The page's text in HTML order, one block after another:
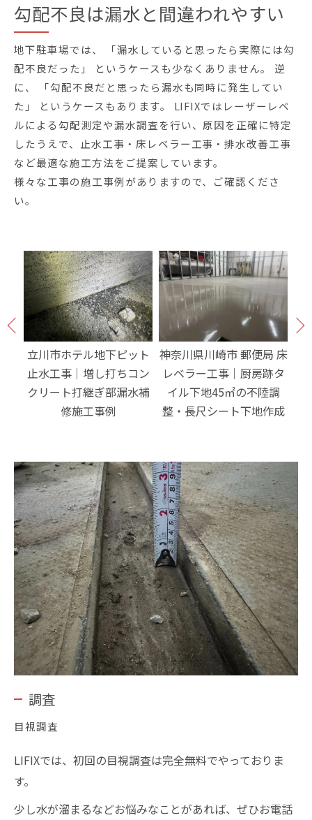
勾配不良は漏水と間違われやすい
地下駐車場では、 「漏水していると思ったら実際には勾
配不良だった」 というケースも少なくありません。 逆
に、 「勾配不良だと思ったら漏水も同時に発生してい
た」 というケースもあります。 LIFIXではレーザーレベ
ルによる勾配測定や漏水調査を行い、原因を正確に特定
したうえで、止水工事・床レベラー工事・排水改善工事
など最適な施工方法をご提案しています。
様々な工事の施工事例がありますので、ご確認くださ
い。
立川市ホテル地下ピット
止水工事｜増し打ちコン
クリート打継ぎ部漏水補
修施工事例
神奈川県川崎市 郵便局 床
レベラー工事｜厨房跡タ
イル下地45㎡の不陸調
整・長尺シート下地作成
調査
目視調査
LIFIXでは、初回の目視調査は完全無料でやっておりま
す。
少し水が溜まるなどお悩みなことがあれば、ぜひお電話